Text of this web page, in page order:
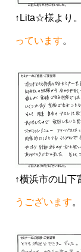
↑Lita☆様より。
っています。
↑横浜市の山
うございます。